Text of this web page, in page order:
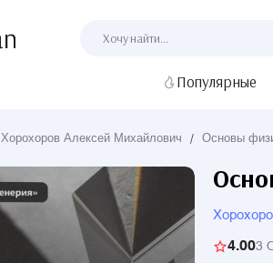
Популярные
Хорохоров Алексей Михайлович / Основы
4.003